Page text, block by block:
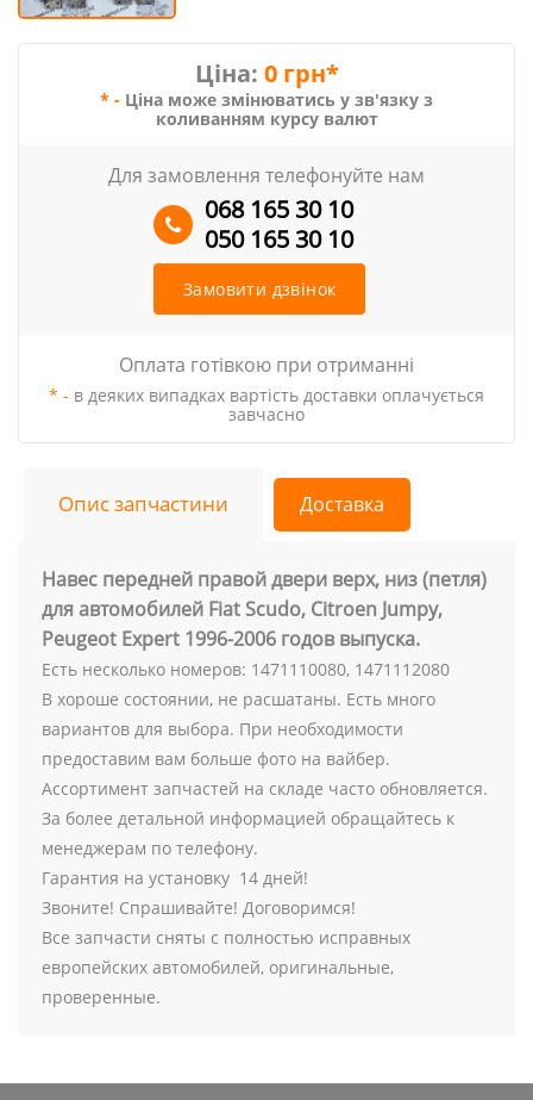
Ціна: 0 грн*
* - Ціна може змінюватись у зв'язку з
коливанням курсу валют
Для замовлення телефонуйте нам
068 165 30 10
050 165 30 10
Замовити дзвінок
Оплата готівкою при отриманні
* - в деяких випадках вартість доставки оплачується
завчасно
Опис запчастини Доставка
Навес передней правой двери верх, низ (петля)
для автомобилей Fiat Scudo, Citroen Jumpy,
Peugeot Expert 1996-2006 годов выпуска.
Есть несколько номеров: 1471110080, 1471112080
В хороше состоянии, не расшатаны. Есть много
вариантов для выбора. При необходимости
предоставим вам больше фото на вайбер.
Ассортимент запчастей на складе часто обновляется.
За более детальной информацией обращайтесь к
менеджерам по телефону.
Гарантия на установку 14 дней!
Звоните! Спрашивайте! Договоримся!
Все запчасти сняты с полностью исправных
европейских автомобилей, оригинальные,
проверенные.